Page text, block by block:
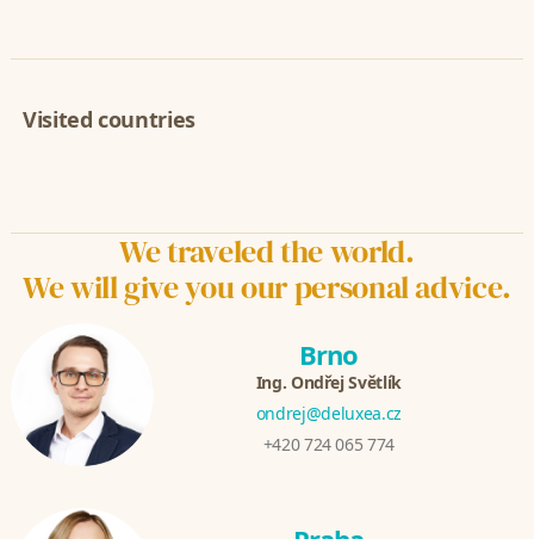
Visited countries
We traveled the world.
We will give you our personal advice.
Brno
Ing. Ondřej Světlík
ondrej@deluxea.cz
+420 724 065 774